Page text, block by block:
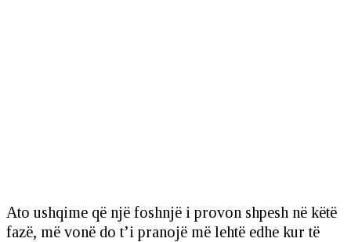
Ato ushqime që një foshnjë i provon shpesh në këtë
fazë, më vonë do t’i pranojë më lehtë edhe kur të